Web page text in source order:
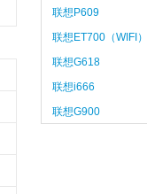
联想P609
联想ET700（WIFI）
联想G618
联想i666
联想G900